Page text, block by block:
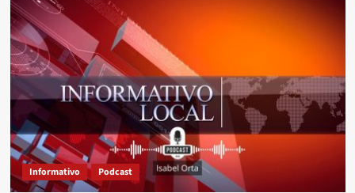
Informativo Podcast